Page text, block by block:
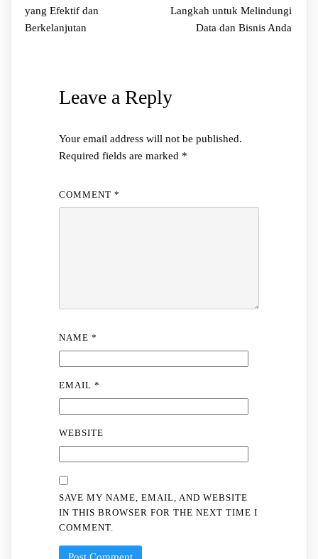
yang Efektif dan
Berkelanjutan
Langkah untuk Melindungi
Data dan Bisnis Anda
Leave a Reply
Your email address will not be published.
Required fields are marked *
COMMENT *
NAME *
EMAIL *
WEBSITE
SAVE MY NAME, EMAIL, AND WEBSITE
IN THIS BROWSER FOR THE NEXT TIME I
COMMENT.